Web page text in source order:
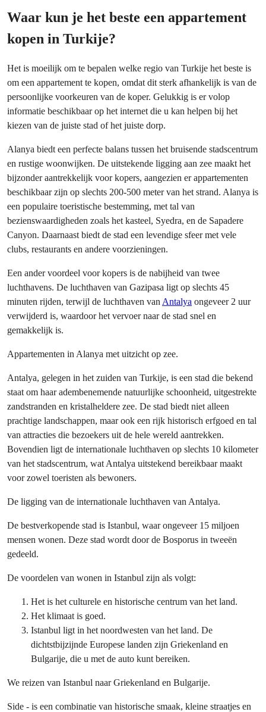
Waar kun je het beste een appartement
kopen in Turkije?
Het is moeilijk om te bepalen welke regio van Turkije het beste is
om een appartement te kopen, omdat dit sterk afhankelijk is van de
persoonlijke voorkeuren van de koper. Gelukkig is er volop
informatie beschikbaar op het internet die u kan helpen bij het
kiezen van de juiste stad of het juiste dorp.
Alanya biedt een perfecte balans tussen het bruisende stadscentrum
en rustige woonwijken. De uitstekende ligging aan zee maakt het
bijzonder aantrekkelijk voor kopers, aangezien er appartementen
beschikbaar zijn op slechts 200-500 meter van het strand. Alanya is
een populaire toeristische bestemming, met tal van
bezienswaardigheden zoals het kasteel, Syedra, en de Sapadere
Canyon. Daarnaast biedt de stad een levendige sfeer met vele
clubs, restaurants en andere voorzieningen.
Een ander voordeel voor kopers is de nabijheid van twee
luchthavens. De luchthaven van Gazipasa ligt op slechts 45
minuten rijden, terwijl de luchthaven van Antalya ongeveer 2 uur
verwijderd is, waardoor het vervoer naar de stad snel en
gemakkelijk is.
Appartementen in Alanya met uitzicht op zee.
Antalya, gelegen in het zuiden van Turkije, is een stad die bekend
staat om haar adembenemende natuurlijke schoonheid, uitgestrekte
zandstranden en kristalheldere zee. De stad biedt niet alleen
prachtige landschappen, maar ook een rijk historisch erfgoed en tal
van attracties die bezoekers uit de hele wereld aantrekken.
Bovendien ligt de internationale luchthaven op slechts 10 kilometer
van het stadscentrum, wat Antalya uitstekend bereikbaar maakt
voor zowel toeristen als bewoners.
De ligging van de internationale luchthaven van Antalya.
De bestverkopende stad is Istanbul, waar ongeveer 15 miljoen
mensen wonen. Deze stad wordt door de Bosporus in tweeën
gedeeld.
De voordelen van wonen in Istanbul zijn als volgt:
Het is het culturele en historische centrum van het land.
Het klimaat is goed.
Istanbul ligt in het noordwesten van het land. De
dichtstbijzijnde Europese landen zijn Griekenland en
Bulgarije, die u met de auto kunt bereiken.
We reizen van Istanbul naar Griekenland en Bulgarije.
Side - is een combinatie van historische smaak, kleine straatjes en